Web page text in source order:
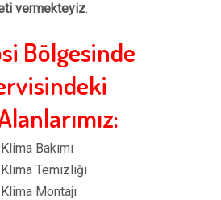
vermekteyiz.
Bölgesinde
Bakımı
Temizliği
Montajı